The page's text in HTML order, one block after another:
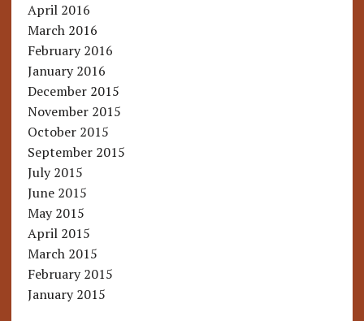
April 2016
March 2016
February 2016
January 2016
December 2015
November 2015
October 2015
September 2015
July 2015
June 2015
May 2015
April 2015
March 2015
February 2015
January 2015